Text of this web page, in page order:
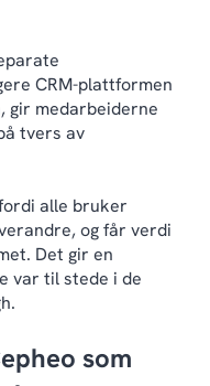
CRM-plattformen
gir medarbeiderne
tvers av
alle bruker
og får verdi
Det gir en
var til stede i de
som